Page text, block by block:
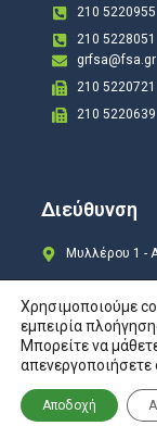
210 5220955
210 5228051
grfsa@fsa.gr
210 5220721
210 5220639
Διεύθυνση
Μυλλέρου 1 -
Copyright © 2024
Χρησιμοποιούμε
εμπειρία
Μπορείτε να
απενεργοποιήσετε
Αποδοχή